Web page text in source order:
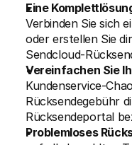
Eine
Verbinden Sie sich
oder erstellen Sie
Sendcloud-
Vereinfachen Sie
Kundenservice-
Rücksendegebühr
Rücksendeportal
Problemloses